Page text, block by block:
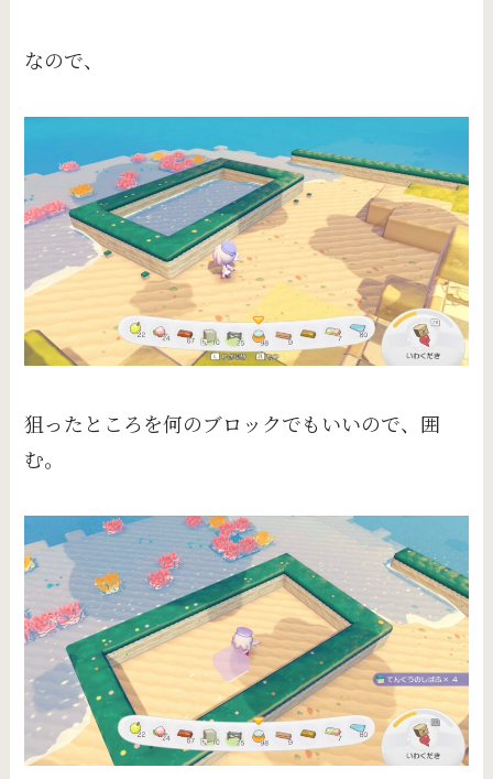
なので、
狙ったところを何のブロックでもいいので、囲
む。